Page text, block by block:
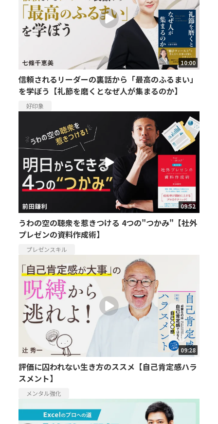
10:00
信頼されるリーダーの裏話から「最高のふるまい」
を学ぼう【礼節を磨くとなぜ人が集まるのか】
好印象
09:52
うわの空の聴衆を惹きつける 4つの"つかみ"【社外
プレゼンの資料作成術】
プレゼンスキル
09:28
評価に囚われない生き方のススメ【自己肯定感ハラ
スメント】
メンタル強化